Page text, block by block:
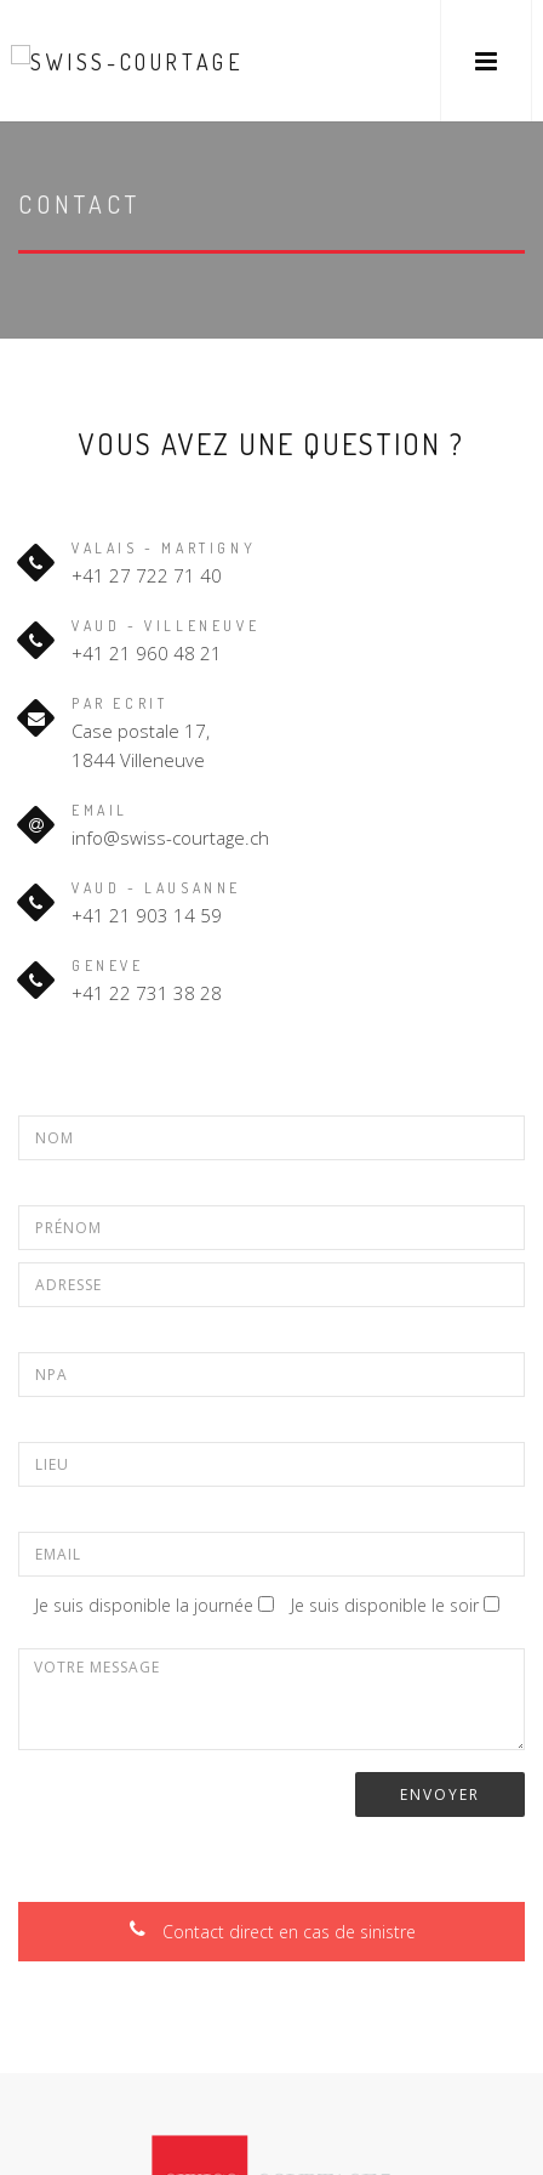
CONTACT
VOUS AVEZ UNE QUESTION ?
VALAIS - MARTIGNY
+41 27 722 71 40
VAUD - VILLENEUVE
+41 21 960 48 21
PAR ECRIT
Case postale 17,
1844 Villeneuve
EMAIL
info@swiss-courtage.ch
VAUD - LAUSANNE
+41 21 903 14 59
GENEVE
+41 22 731 38 28
Je suis disponible la journée Je suis disponible le soir
Contact direct en cas de sinistre